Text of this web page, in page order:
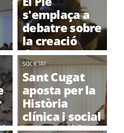
al ple
municipal
s'emplaça a
debatre sobre
la creació
d'un nou
òrgan de
participació,
més
endavant
SOCIETAT
Sant Cugat
aposta per la
Història
clínica i social
compartida